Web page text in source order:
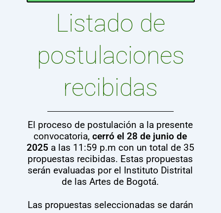
Listado de
postulaciones
recibidas
El proceso de postulación a la presente
convocatoria,cerró el 28 de junio de
2025 a las 11:59 p.m con un total de 35
propuestas recibidas. Estas propuestas
serán evaluadas por el Instituto Distrital
de las Artes de Bogotá.
Las propuestas seleccionadas se darán